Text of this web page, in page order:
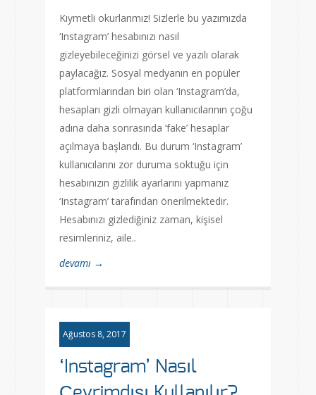
Kıymetli okurlarımız! Sizlerle bu yazımızda
‘Instagram’ hesabınızı nasıl
gizleyebileceğinizi görsel ve yazılı olarak
paylacağız. Sosyal medyanın en popüler
platformlarından biri olan ‘Instagram’da,
hesapları gizli olmayan kullanıcılarının çoğu
adına daha sonrasında ‘fake’ hesaplar
açılmaya başlandı. Bu durum ‘Instagram’
kullanıcılarını zor duruma soktuğu için
hesabınızın gizlilik ayarlarını yapmanız
‘Instagram’ tarafından önerilmektedir.
Hesabınızı gizlediğiniz zaman, kişisel
resimleriniz, aile..
devamı →
Ağustos 8, 2017
‘Instagram’ Nasıl